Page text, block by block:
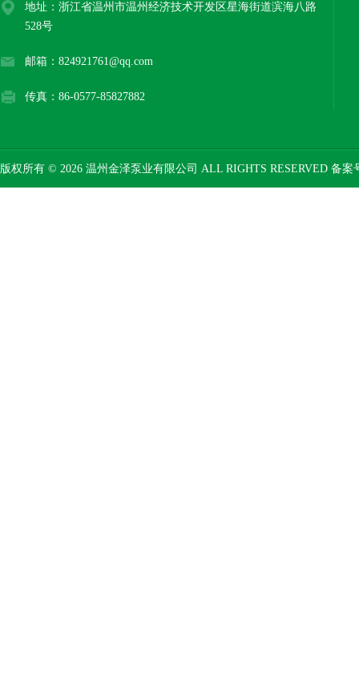
地址：浙江省温州市温州经济技术开发区星海街道滨海八路
528号
邮箱：824921761@qq.com
传真：86-0577-85827882
版权所有 © 2026 温州金泽泵业有限公司 ALL RIGHTS RESERVED 备案